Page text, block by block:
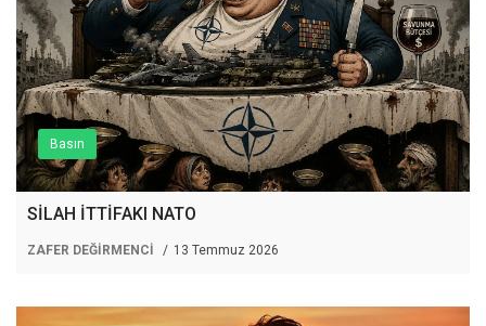
Basın
SİLAH İTTİFAKI NATO
ZAFER DEĞİRMENCİ 13 Temmuz 2026